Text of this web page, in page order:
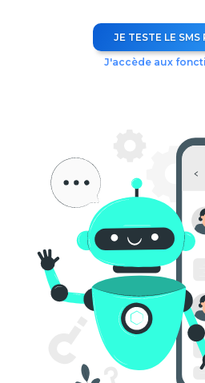
JE TESTE LE SMS
J'accède aux